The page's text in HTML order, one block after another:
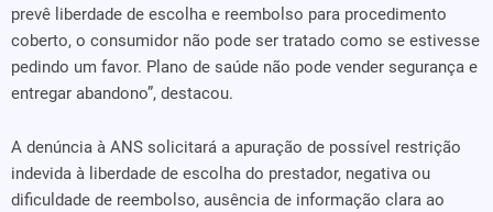
prevê liberdade de escolha e reembolso para procedimento
coberto, o consumidor não pode ser tratado como se estivesse
pedindo um favor. Plano de saúde não pode vender segurança e
entregar abandono”, destacou.
A denúncia à ANS solicitará a apuração de possível restrição
indevida à liberdade de escolha do prestador, negativa ou
dificuldade de reembolso, ausência de informação clara ao